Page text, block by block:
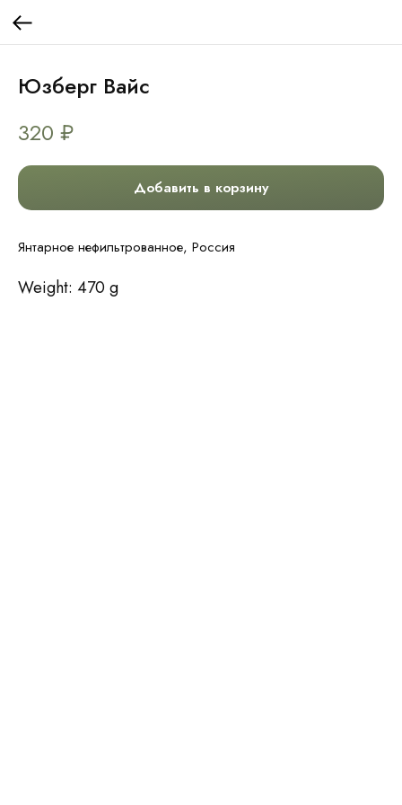
Юзберг Вайс
320 ₽
Добавить в корзину
Янтарное нефильтрованное, Россия
Weight: 470 g